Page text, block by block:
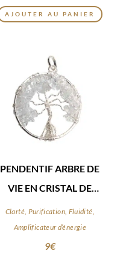
AJOUTER AU PANIER
PENDENTIF ARBRE DE
VIE EN CRISTAL DE
ROCHE
Clarté, Purification, Fluidité,
Amplificateur d’énergie
9€